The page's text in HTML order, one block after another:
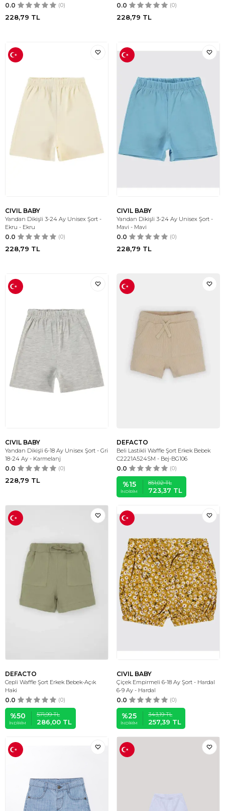
0.0 (0)
228,79 TL
0.0 (0)
228,79 TL
CIVIL BABY
Yandan Dikişli 3-24 Ay Unisex Şort -
Ekru - Ekru
0.0 (0)
228,79 TL
CIVIL BABY
Yandan Dikişli 3-24 Ay Unisex Şort -
Mavi - Mavi
0.0 (0)
228,79 TL
CIVIL BABY
Yandan Dikişli 6-18 Ay Unisex Şort - Gri
18-24 Ay - Karmelanj
0.0 (0)
228,79 TL
DEFACTO
Beli Lastikli Waffle Şort Erkek Bebek
C2221A524SM - Bej-BG106
0.0 (0)
%15
İNDIRIM
851,02TL
723,37 TL
DEFACTO
Cepli Waffle Şort Erkek Bebek-Açık
Haki
0.0 (0)
%50
İNDIRIM
571,99TL
286,00 TL
CIVIL BABY
Çiçek Empirmeli 6-18 Ay Şort - Hardal
6-9 Ay - Hardal
0.0 (0)
%25
İNDIRIM
343,19TL
257,39 TL